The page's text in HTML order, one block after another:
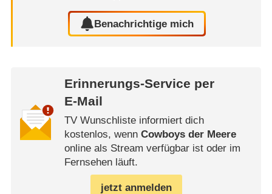
Benachrichtige mich
Erinnerungs-Service per
E-Mail
TV Wunschliste informiert dich
kostenlos, wenn Cowboys der Meere
online als Stream verfügbar ist oder im
Fernsehen läuft.
jetzt anmelden